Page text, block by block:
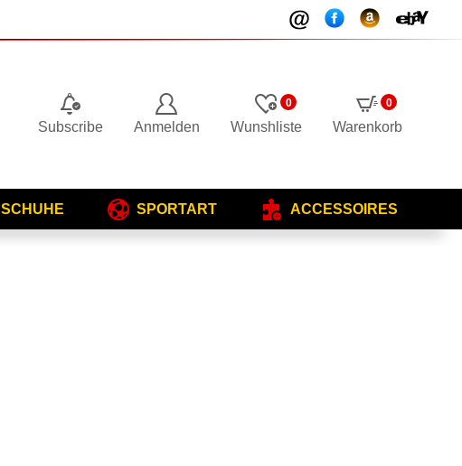
Subscribe Anmelden Wunshliste
0
Warenkorb
0
SCHUHE SPORTART
ACCESSOIRES